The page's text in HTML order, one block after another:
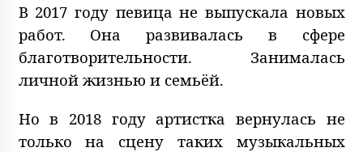
В 2017 году певица не выпускала новых
работ. Она развивалась в сфере
благотворительности. Занималась
личной жизнью и семьёй.
Но в 2018 году артистка вернулась не
только на сцену таких музыкальных